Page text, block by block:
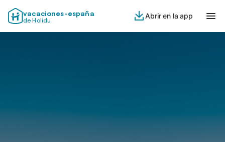
vacaciones-españa
de Holidu
Abrir en la app